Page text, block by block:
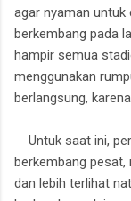
agar nyaman untuk
berkembang pada
hampir semua
menggunakan
berlangsung,
Untuk saat ini,
berkembang
dan lebih terlihat